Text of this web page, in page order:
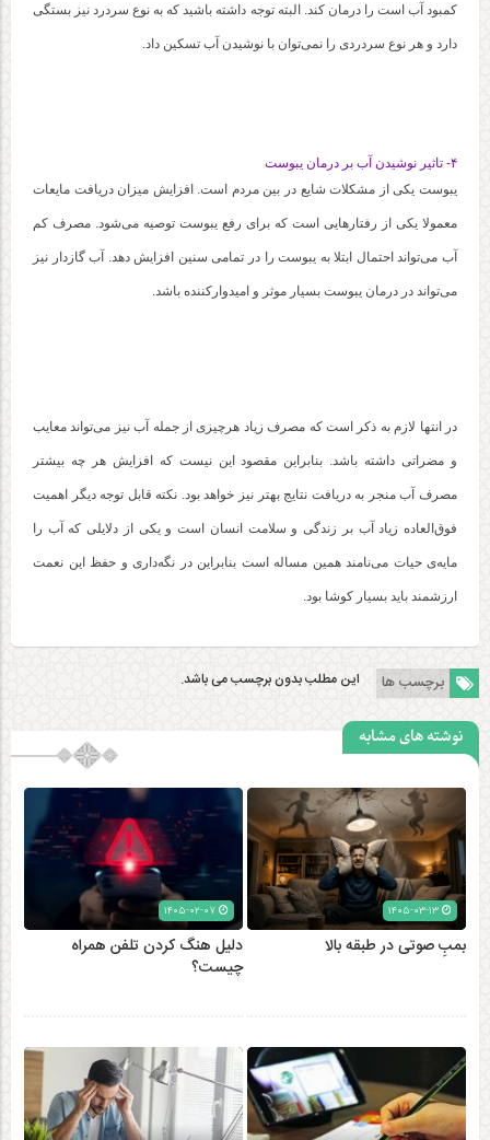
کمبود آب است را درمان کند. البته توجه داشته باشید که به نوع سردرد نیز بستگی
دارد و هر نوع سردردی را نمی‌توان با نوشیدن آب تسکین داد.
۴- تاثیر نوشیدن آب بر درمان یبوست
یبوست یکی از مشکلات شایع در بین مردم است. افزایش میزان دریافت مایعات
معمولا یکی از رفتارهایی است که برای رفع یبوست توصیه می‌شود. مصرف کم
آب می‌تواند احتمال ابتلا به یبوست را در تمامی سنین افزایش دهد. آب گازدار نیز
می‌تواند در درمان یبوست بسیار موثر و امیدوارکننده باشد.
در انتها لازم به ذکر است که مصرف زیاد هرچیزی از جمله آب نیز می‌تواند معایب
و مضراتی داشته باشد. بنابراین مقصود این نیست که افزایش هر چه بیشتر
مصرف آب منجر به دریافت نتایج بهتر نیز خواهد بود. نکته قابل توجه دیگر اهمیت
فوق‌العاده زیاد آب بر زندگی و سلامت انسان است و یکی از دلایلی که آب را
مایه‌ی حیات می‌نامند همین مساله است بنابراین در نگه‌داری و حفظ این نعمت
ارزشمند باید بسیار کوشا بود.
برچسب ها این مطلب بدون برچسب می باشد.
نوشته های مشابه
۱۴۰۵-۰۳-۱۳
بمبِ صوتی در طبقه بالا
دلیل هنگ کردن تلفن همراه
چیست؟